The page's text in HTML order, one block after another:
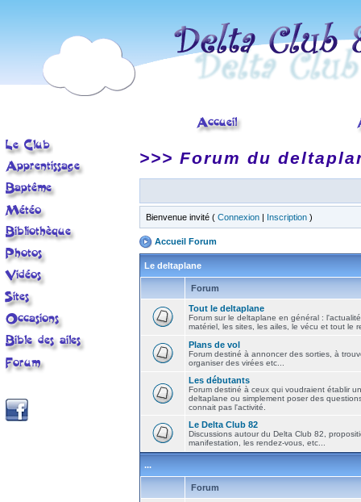
>>> Forum du
Bienvenue invité ( Connexion | Inscription )
Accueil Forum
Le deltaplane
Forum
Tout le deltaplane
Forum sur le deltaplane en général :
matériel, les sites, les ailes, le vécu et tout le
Plans de vol
Forum destiné à annoncer des sorties, à
organiser des virées etc...
Les débutants
Forum destiné à ceux qui voudraient établir
deltaplane ou simplement poser des
connait pas l'activité.
Le Delta Club 82
Discussions autour du Delta Club 82,
manifestation, les rendez-vous, etc...
...
Forum